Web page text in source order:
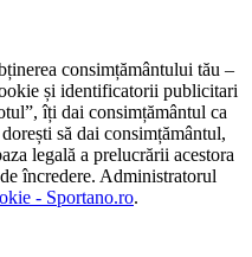
consimțământului tău –
și identificatorii publicitari
îți dai consimțământul ca
să dai consimțământul,
legală a prelucrării acestora
încredere. Administratorul
- Sportano.ro.